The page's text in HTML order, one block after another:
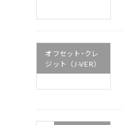
オフセット･クレ
ジット（J-VER）